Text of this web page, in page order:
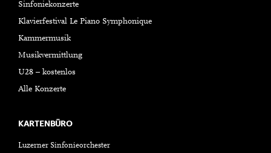
Sinfoniekonzerte
Klavierfestival Le Piano Symphonique
Kammermusik
Musikvermittlung
U28 – kostenlos
Alle Konzerte
KARTENBÜRO
Luzerner Sinfonieorchester